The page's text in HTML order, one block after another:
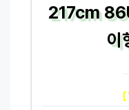
217cm
이
[